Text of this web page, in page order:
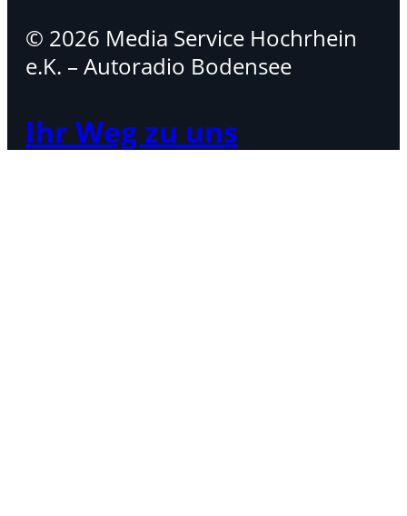
© 2026 Media Service Hochrhein
e.K. – Autoradio Bodensee
Ihr Weg zu uns